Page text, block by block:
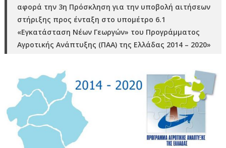
αφορά την 3η Πρόσκληση για την υποβολή αιτήσεων
στήριξης προς ένταξη στο υπομέτρο 6.1
«Εγκατάσταση Νέων Γεωργών» του Προγράμματος
Αγροτικής Ανάπτυξης (ΠΑΑ) της Ελλάδας 2014 – 2020»